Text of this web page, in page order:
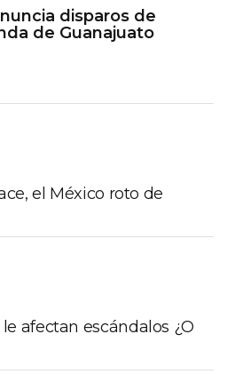
disparos de
de Guanajuato
el México roto de
afectan escándalos ¿O